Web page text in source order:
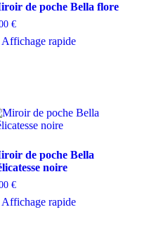
de poche Bella flore
€
Affichage rapide
de poche Bella
noire
€
Affichage rapide